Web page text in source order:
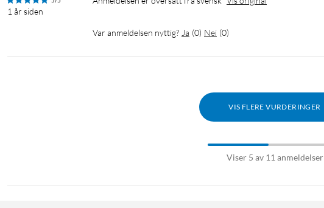
1 år siden
Var anmeldelsen nyttig? Ja (0) Nei (0)
VIS FLERE VURDERINGER
Viser 5 av 11 anmeldelser